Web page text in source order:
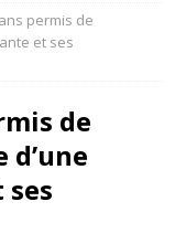
permis de
et ses
de